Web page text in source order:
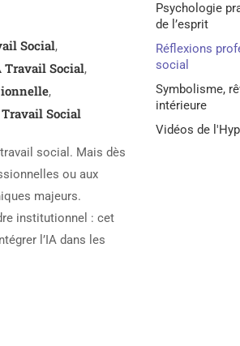
Social,
Travail Social,
,
Travail Social
social. Mais dès
ou aux
majeurs.
institutionnel : cet
l’IA dans les
Psychologie
de l’esprit
Réflexions
social
Symbolisme,
intérieure
Vidéos de